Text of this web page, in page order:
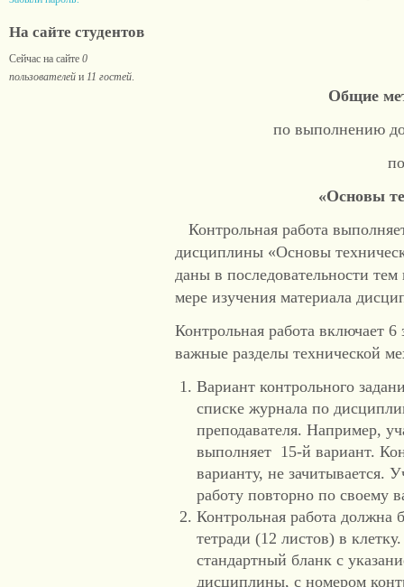
На сайте студентов
Сейчас на сайте 0
пользователей и 11 гостей
Общие
по выполнению
«Основы
Контрольная работа
дисциплины «Основы
даны в последовательности
мере изучения материала
Контрольная работа включает
важные разделы технической
Вариант контрольного
списке журнала по
преподавателя. Например,
выполняет 15-й вариант.
варианту, не зачитывается.
работу повторно по своему
Контрольная работа
тетради (12 листов) в
стандартный бланк с
дисциплины, с номером